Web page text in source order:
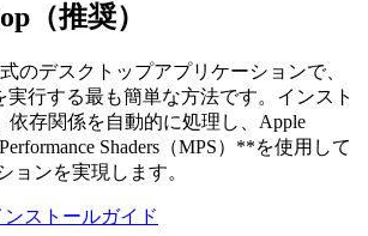
（推奨）
のデスクトップアプリケーションで、
実行する最も簡単な方法です。インスト
依存関係を自動的に処理し、Apple
Shaders（MPS）**を使用して
ョンを実現します。
ンストールガイド